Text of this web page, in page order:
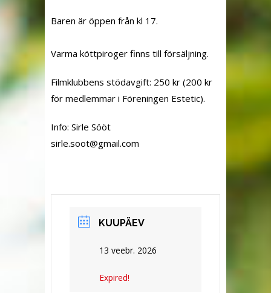
Baren är öppen från kl 17.
Varma köttpiroger finns till försäljning.
Filmklubbens stödavgift: 250 kr (200 kr
för medlemmar i Föreningen Estetic).
Info: Sirle Sööt
moc.l
iamg@
toos.
elris
KUUPÄEV
13 veebr. 2026
Expired!